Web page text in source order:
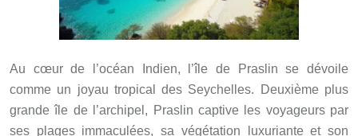
Au cœur de l’océan Indien, l’île de Praslin se dévoile
comme un joyau tropical des Seychelles. Deuxième plus
grande île de l’archipel, Praslin captive les voyageurs par
ses plages immaculées, sa végétation luxuriante et son